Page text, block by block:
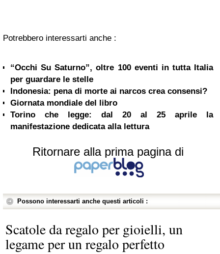
Potrebbero interessarti anche :
“Occhi Su Saturno”, oltre 100 eventi in tutta Italia
per guardare le stelle
Indonesia: pena di morte ai narcos crea consensi?
Giornata mondiale del libro
Torino che legge: dal 20 al 25 aprile la
manifestazione dedicata alla lettura
Ritornare alla prima pagina di
Possono interessarti anche questi articoli :
Scatole da regalo per gioielli, un
legame per un regalo perfetto